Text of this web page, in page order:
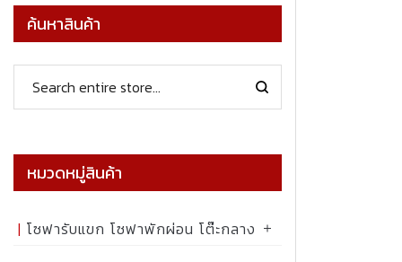
ค้นหาสินค้า
หมวดหมู่สินค้า
โซฟารับแขก โซฟาพักผ่อน โต๊ะกลาง